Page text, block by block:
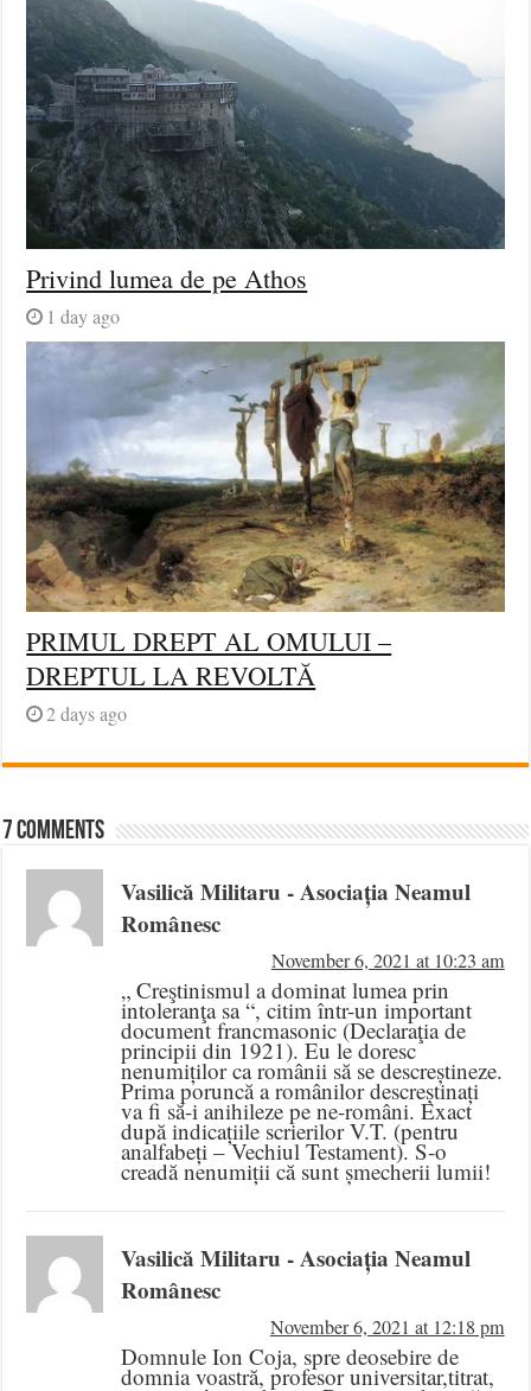
Privind lumea de pe Athos
1 day ago
PRIMUL DREPT AL OMULUI –
DREPTUL LA REVOLTĂ
2 days ago
7 comments
Vasilică Militaru - Asociația Neamul
Românesc
November 6, 2021 at 10:23 am
„ Creştinismul a dominat lumea prin
intoleranţa sa “, citim într-un important
document francmasonic (Declaraţia de
principii din 1921). Eu le doresc
nenumiților ca românii să se descreștineze.
Prima poruncă a românilor descreștinați
va fi să-i anihileze pe ne-români. Exact
după indicațiile scrierilor V.T. (pentru
analfabeți – Vechiul Testament). S-o
creadă nenumiții că sunt șmecherii lumii!
Vasilică Militaru - Asociația Neamul
Românesc
November 6, 2021 at 12:18 pm
Domnule Ion Coja, spre deosebire de
domnia voastră, profesor universitar,titrat,